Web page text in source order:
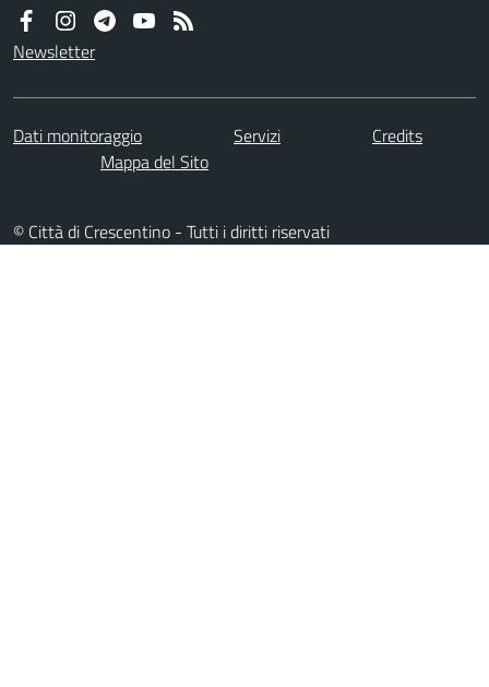
Newsletter
Dati monitoraggio Servizi
Credits
Mappa del Sito
© Città di Crescentino - Tutti i diritti riservati